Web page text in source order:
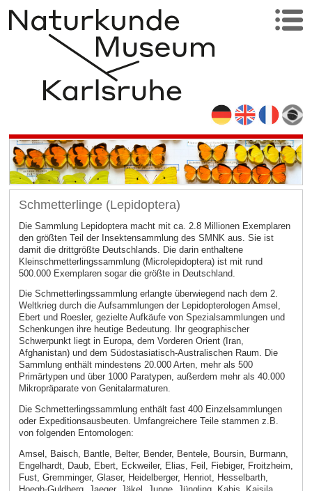
Schmetterlinge (Lepidoptera)
Die Sammlung Lepidoptera macht mit ca. 2.8 Millionen Exemplaren
den größten Teil der Insektensammlung des SMNK aus. Sie ist
damit die drittgrößte Deutschlands. Die darin enthaltene
Kleinschmetterlingssammlung (Microlepidoptera) ist mit rund
500.000 Exemplaren sogar die größte in Deutschland.
Die Schmetterlingssammlung erlangte überwiegend nach dem 2.
Weltkrieg durch die Aufsammlungen der Lepidopterologen Amsel,
Ebert und Roesler, gezielte Aufkäufe von Spezialsammlungen und
Schenkungen ihre heutige Bedeutung. Ihr geographischer
Schwerpunkt liegt in Europa, dem Vorderen Orient (Iran,
Afghanistan) und dem Südostasiatisch-Australischen Raum. Die
Sammlung enthält mindestens 20.000 Arten, mehr als 500
Primärtypen und über 1000 Paratypen, außerdem mehr als 40.000
Mikropräparate von Genitalarmaturen.
Die Schmetterlingssammlung enthält fast 400 Einzelsammlungen
oder Expeditionsausbeuten. Umfangreichere Teile stammen z.B.
von folgenden Entomologen:
Amsel, Baisch, Bantle, Belter, Bender, Bentele, Boursin, Burmann,
Engelhardt, Daub, Ebert, Eckweiler, Elias, Feil, Fiebiger, Froitzheim,
Fust, Gremminger, Glaser, Heidelberger, Henriot, Hesselbarth,